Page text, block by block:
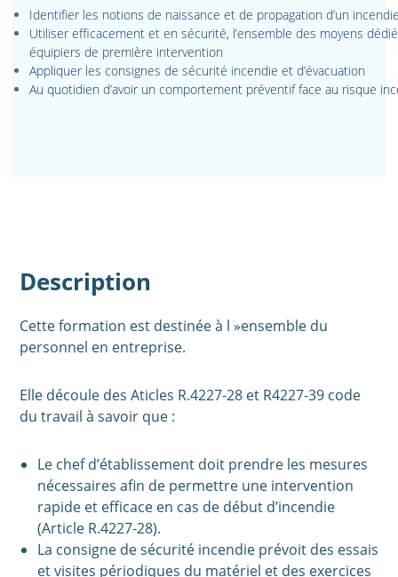
Identifier les notions de naissance et de propagation d’un
Utiliser efficacement et en sécurité, l’ensemble des moyens
équipiers de première intervention
Appliquer les consignes de sécurité incendie et d’évacuation
Au quotidien d’avoir un comportement préventif face au risque
Description
Cette formation est destinée à l »ensemble du
personnel en entreprise.
Elle découle des Aticles R.4227-28 et R4227-39 code
du travail à savoir que :
Le chef d’établissement doit prendre les mesures
nécessaires afin de permettre une intervention
rapide et efficace en cas de début d’incendie
(Article R.4227-28).
La consigne de sécurité incendie prévoit des essais
et visites périodiques du matériel et des exercices